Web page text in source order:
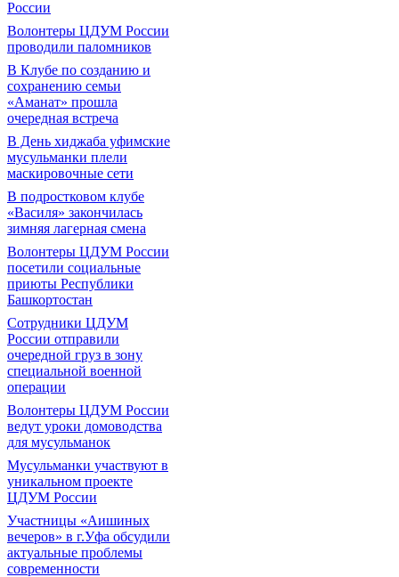
России
Волонтеры ЦДУМ России
проводили паломников
В Клубе по созданию и
сохранению семьи
«Аманат» прошла
очередная встреча
В День хиджаба уфимские
мусульманки плели
маскировочные сети
В подростковом клубе
«Василя» закончилась
зимняя лагерная смена
Волонтеры ЦДУМ России
посетили социальные
приюты Республики
Башкортостан
Сотрудники ЦДУМ
России отправили
очередной груз в зону
специальной военной
операции
Волонтеры ЦДУМ России
ведут уроки домоводства
для мусульманок
Мусульманки участвуют в
уникальном проекте
ЦДУМ России
Участницы «Аишиных
вечеров» в г.Уфа обсудили
актуальные проблемы
современности